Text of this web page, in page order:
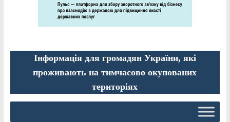
Інформація для громадян України, які
проживають на тимчасово окупованих
територіях